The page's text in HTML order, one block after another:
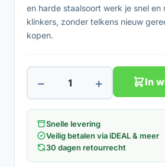
en harde staalsoort werk je snel en
klinkers, zonder telkens nieuw
kopen.
− + In
Snelle levering
Veilig betalen via iDEAL & meer
30 dagen retourrecht